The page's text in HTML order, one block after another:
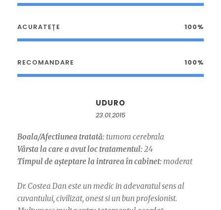
ACURATEȚE 100%
RECOMANDARE 100%
UDURO
23.01.2015
Boala/Afectiunea tratată: tumora cerebrala
Vârsta la care a avut loc tratamentul: 24
Timpul de așteptare la intrarea în cabinet: moderat
Dr. Costea Dan este un medic in adevaratul sens al
cuvantului, civilizat, onest si un bun profesionist.